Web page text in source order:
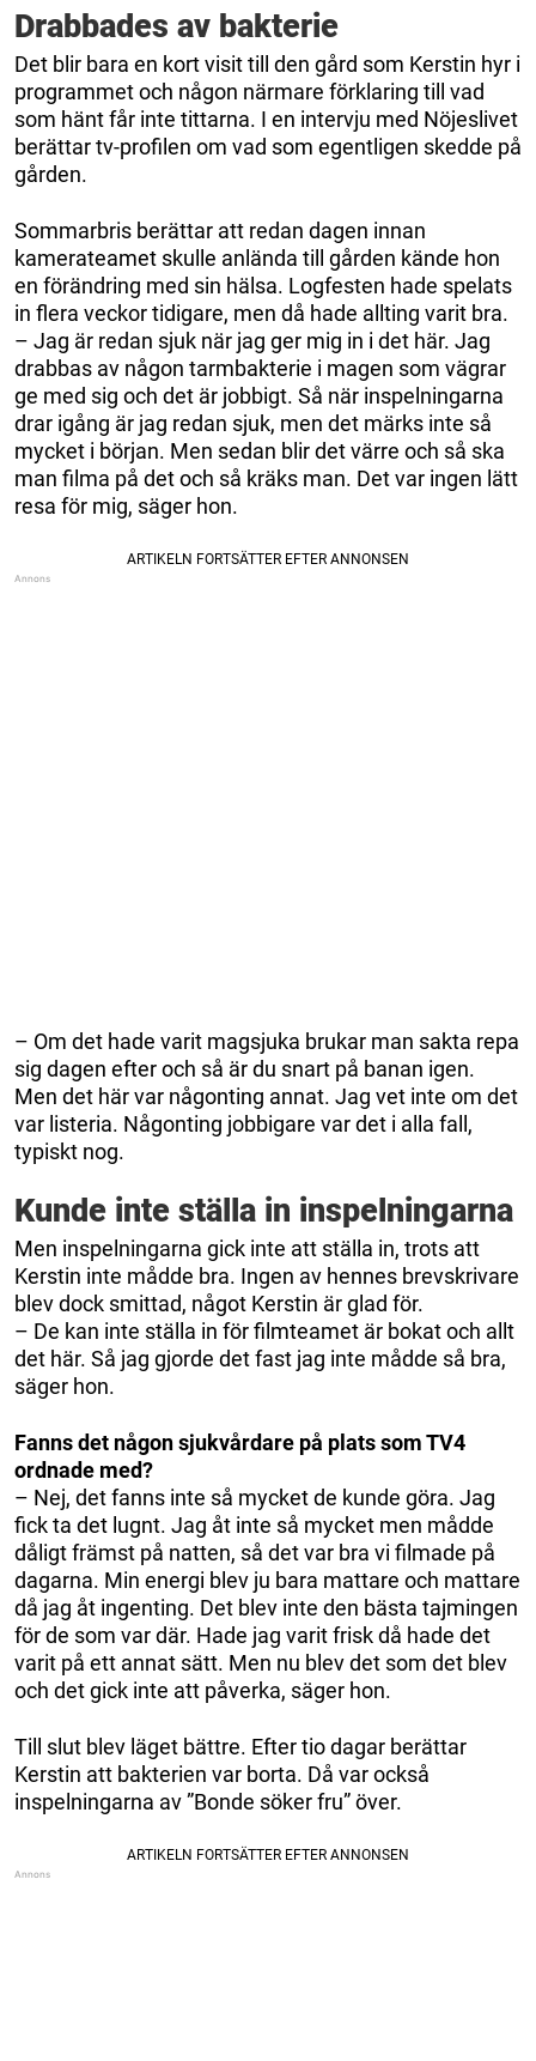
Drabbades av bakterie
Det blir bara en kort visit till den gård som Kerstin hyr i
programmet och någon närmare förklaring till vad
som hänt får inte tittarna. I en intervju med Nöjeslivet
berättar tv-profilen om vad som egentligen skedde på
gården.
Sommarbris berättar att redan dagen innan
kamerateamet skulle anlända till gården kände hon
en förändring med sin hälsa. Logfesten hade spelats
in flera veckor tidigare, men då hade allting varit bra.
– Jag är redan sjuk när jag ger mig in i det här. Jag
drabbas av någon tarmbakterie i magen som vägrar
ge med sig och det är jobbigt. Så när inspelningarna
drar igång är jag redan sjuk, men det märks inte så
mycket i början. Men sedan blir det värre och så ska
man filma på det och så kräks man. Det var ingen lätt
resa för mig, säger hon.
– Om det hade varit magsjuka brukar man sakta repa
sig dagen efter och så är du snart på banan igen.
Men det här var någonting annat. Jag vet inte om det
var listeria. Någonting jobbigare var det i alla fall,
typiskt nog.
Kunde inte ställa in inspelningarna
Men inspelningarna gick inte att ställa in, trots att
Kerstin inte mådde bra. Ingen av hennes brevskrivare
blev dock smittad, något Kerstin är glad för.
– De kan inte ställa in för filmteamet är bokat och allt
det här. Så jag gjorde det fast jag inte mådde så bra,
säger hon.
Fanns det någon sjukvårdare på plats som TV4
ordnade med?
– Nej, det fanns inte så mycket de kunde göra. Jag
fick ta det lugnt. Jag åt inte så mycket men mådde
dåligt främst på natten, så det var bra vi filmade på
dagarna. Min energi blev ju bara mattare och mattare
då jag åt ingenting. Det blev inte den bästa tajmingen
för de som var där. Hade jag varit frisk då hade det
varit på ett annat sätt. Men nu blev det som det blev
och det gick inte att påverka, säger hon.
Till slut blev läget bättre. Efter tio dagar berättar
Kerstin att bakterien var borta. Då var också
inspelningarna av ”Bonde söker fru” över.